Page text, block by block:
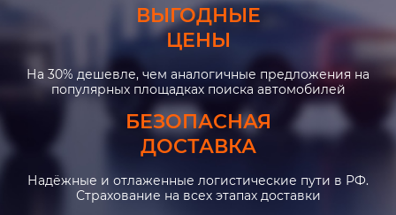
ВЫГОДНЫЕ
ЦЕНЫ
На 30% дешевле, чем аналогичные предложения на
популярных площадках поиска автомобилей
БЕЗОПАСНАЯ
ДОСТАВКА
Надёжные и отлаженные логистические пути в РФ.
Страхование на всех этапах доставки